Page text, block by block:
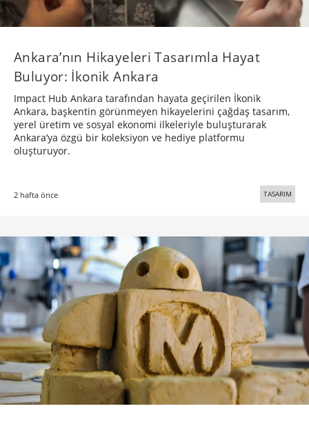
Ankara’nın Hikayeleri Tasarımla Hayat
Buluyor: İkonik Ankara
Impact Hub Ankara tarafından hayata geçirilen İkonik
Ankara, başkentin görünmeyen hikayelerini çağdaş tasarım,
yerel üretim ve sosyal ekonomi ilkeleriyle buluşturarak
Ankara’ya özgü bir koleksiyon ve hediye platformu
oluşturuyor.
2 hafta önce TASARIM